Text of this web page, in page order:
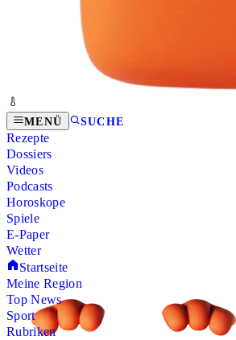
MENÜ SUCHE
Rezepte
Dossiers
Videos
Podcasts
Horoskope
Spiele
E-Paper
Wetter
Startseite
Meine Region
Top News
Sport
Rubriken